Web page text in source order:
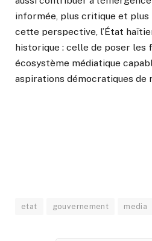
informée, plus critique et plus
cette perspective, l’État
historique : celle de poser les
écosystème médiatique
aspirations démocratiques de
etat gouvernement media